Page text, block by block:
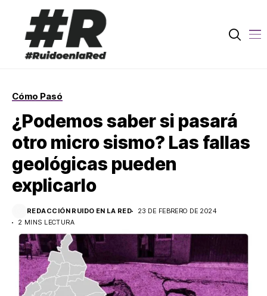
Cómo Pasó
¿Podemos saber si pasará
otro micro sismo? Las fallas
geológicas pueden
explicarlo
REDACCIÓN RUIDO EN LA RED
23 DE FEBRERO DE 2024
2 MINS LECTURA